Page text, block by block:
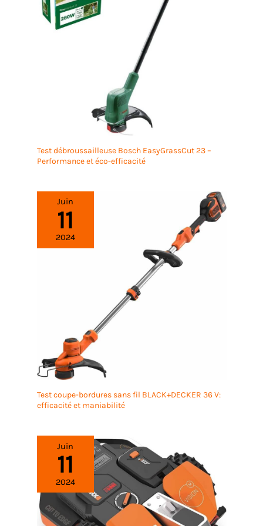
Test débroussailleuse Bosch EasyGrassCut 23 –
Performance et éco-efficacité
Juin
11
2024
Test coupe-bordures sans fil BLACK+DECKER 36 V:
efficacité et maniabilité
Juin
11
2024